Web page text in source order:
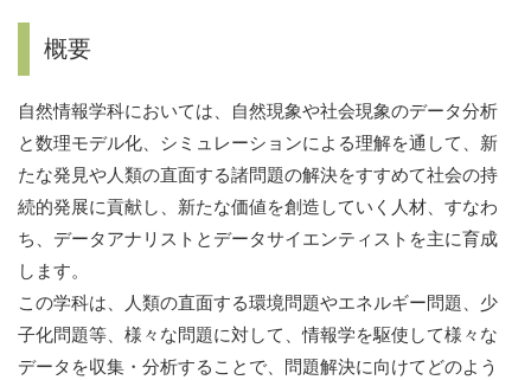
概要
自然情報学科においては、自然現象や社会現象のデータ分析
と数理モデル化、シミュレーションによる理解を通して、新
たな発見や人類の直面する諸問題の解決をすすめて社会の持
続的発展に貢献し、新たな価値を創造していく人材、すなわ
ち、データアナリストとデータサイエンティストを主に育成
します。
この学科は、人類の直面する環境問題やエネルギー問題、少
子化問題等、様々な問題に対して、情報学を駆使して様々な
データを収集・分析することで、問題解決に向けてどのよう